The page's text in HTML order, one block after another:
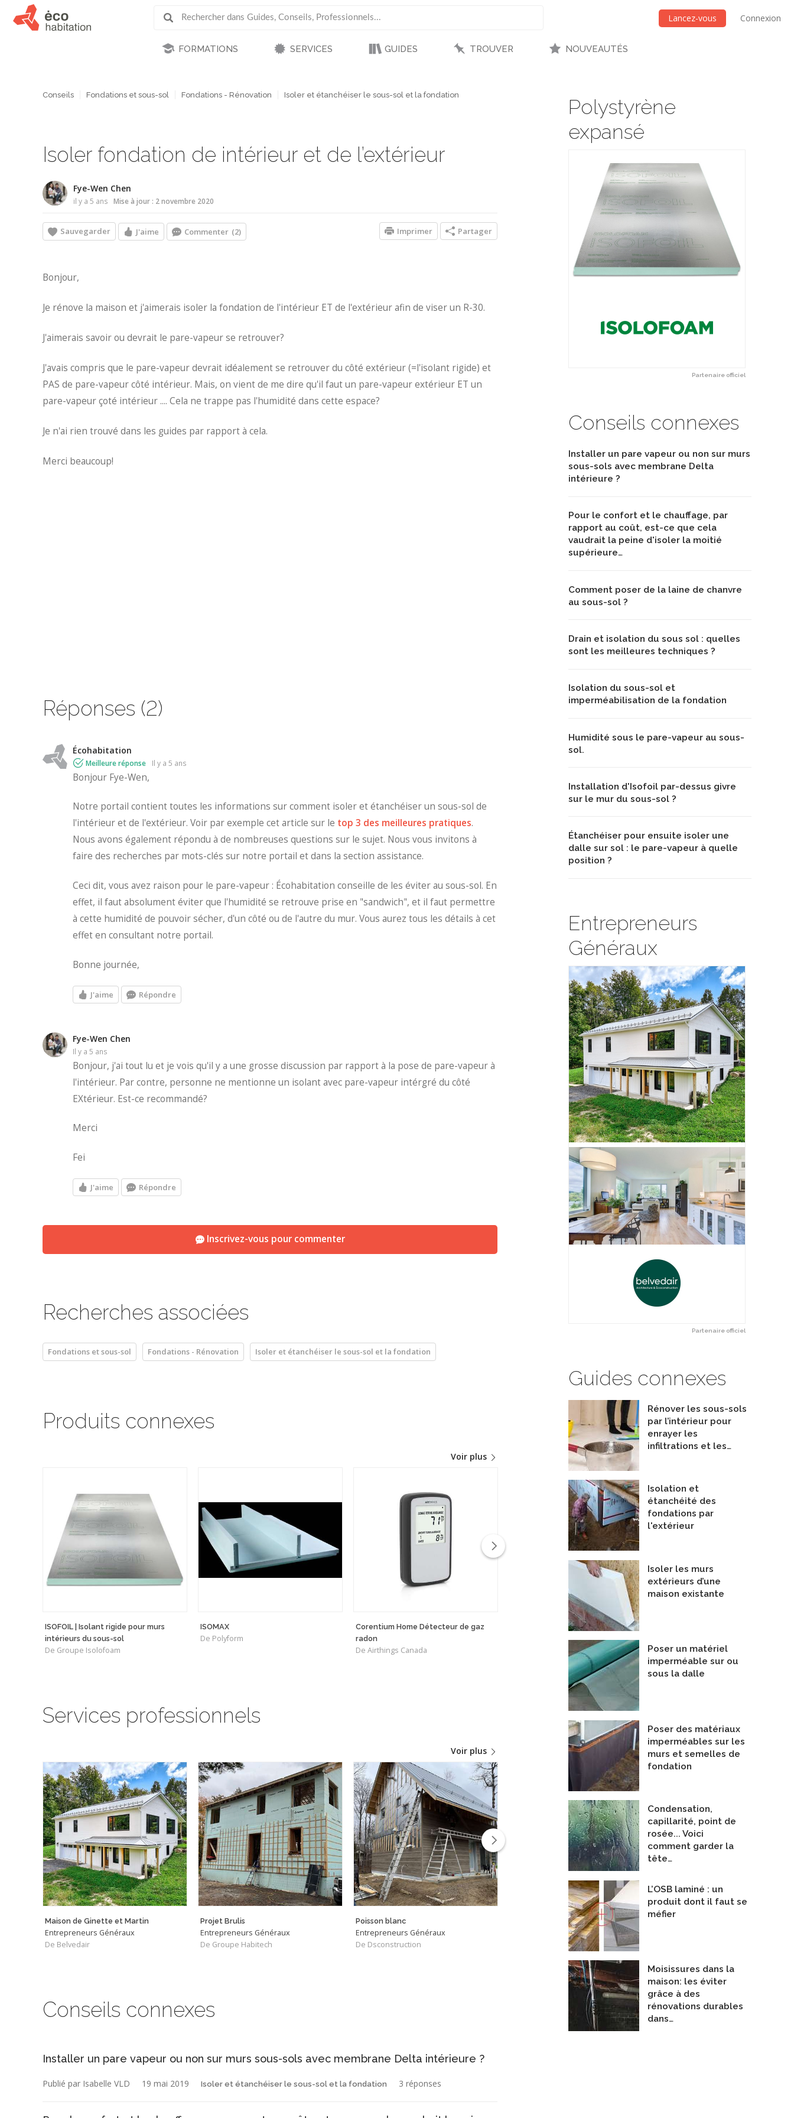
Lancez-vous Connexion
FORMATIONS SERVICES GUIDES TROUVER NOUVEAUTÉS
Polystyrène
expansé
Partenaire officiel
Conseils connexes
Installer un pare vapeur ou non sur murs
sous-sols avec membrane Delta
intérieure ?
Pour le confort et le chauffage, par
rapport au coût, est-ce que cela
vaudrait la peine d'isoler la moitié
supérieure…
Comment poser de la laine de chanvre
au sous-sol ?
Drain et isolation du sous sol : quelles
sont les meilleures techniques ?
Isolation du sous-sol et
imperméabilisation de la fondation
Humidité sous le pare-vapeur au sous-
sol.
Installation d'Isofoil par-dessus givre
sur le mur du sous-sol ?
Étanchéiser pour ensuite isoler une
dalle sur sol : le pare-vapeur à quelle
position ?
Entrepreneurs
Généraux
Partenaire officiel
Guides connexes
Rénover les sous-sols
par l’intérieur pour
enrayer les
infiltrations et les…
Isolation et
étanchéité des
fondations par
l'extérieur
Isoler les murs
extérieurs d’une
maison existante
Poser un matériel
imperméable sur ou
sous la dalle
Poser des matériaux
imperméables sur les
murs et semelles de
fondation
Condensation,
capillarité, point de
rosée... Voici
comment garder la
tête…
L’OSB laminé : un
produit dont il faut se
méfier
Moisissures dans la
maison: les éviter
grâce à des
rénovations durables
dans…
Conseils Fondations et sous-sol Fondations - Rénovation Isoler et étanchéiser le sous-sol et la fondation
Isoler fondation de intérieur et de l’extérieur
Fye-Wen Chen
il y a 5 ans Mise à jour : 2 novembre 2020
Sauvegarder J'aime Commenter (2) Partager
Imprimer
Bonjour,
Je rénove la maison et j'aimerais isoler la fondation de l'intérieur ET de l'extérieur afin de viser un R-30.
J'aimerais savoir ou devrait le pare-vapeur se retrouver?
J'avais compris que le pare-vapeur devrait idéalement se retrouver du côté extérieur (=l'isolant rigide) et
PAS de pare-vapeur côté intérieur. Mais, on vient de me dire qu'il faut un pare-vapeur extérieur ET un
pare-vapeur çoté intérieur .... Cela ne trappe pas l'humidité dans cette espace?
Je n'ai rien trouvé dans les guides par rapport à cela.
Merci beaucoup!
Réponses (2)
Écohabitation
Meilleure réponse il y a 5 ans
Bonjour Fye-Wen,
Notre portail contient toutes les informations sur comment isoler et étanchéiser un sous-sol de
l'intérieur et de l'extérieur. Voir par exemple cet article sur le top 3 des meilleures pratiques.
Nous avons également répondu à de nombreuses questions sur le sujet. Nous vous invitons à
faire des recherches par mots-clés sur notre portail et dans la section assistance.
Ceci dit, vous avez raison pour le pare-vapeur : Écohabitation conseille de les éviter au sous-sol. En
effet, il faut absolument éviter que l'humidité se retrouve prise en "sandwich", et il faut permettre
à cette humidité de pouvoir sécher, d'un côté ou de l'autre du mur. Vous aurez tous les détails à cet
effet en consultant notre portail.
Bonne journée,
J'aime Répondre
Fye-Wen Chen
il y a 5 ans
Bonjour, j'ai tout lu et je vois qu'il y a une grosse discussion par rapport à la pose de pare-vapeur à
l'intérieur. Par contre, personne ne mentionne un isolant avec pare-vapeur intérgré du côté
EXtérieur. Est-ce recommandé?
Merci
Fei
J'aime Répondre
Inscrivez-vous pour commenter
Recherches associées
Fondations et sous-sol Fondations - Rénovation Isoler et étanchéiser le sous-sol et la fondation
Produits connexes
Voir plus
ISOFOIL | Isolant rigide pour murs
intérieurs du sous-sol
De Groupe Isolofoam
ISOMAX
De Polyform
Corentium Home Détecteur de gaz
radon
De Airthings Canada
De Dörken Systems Inc.
De Accustar Canada
Services professionnels
Voir plus
Maison de Ginette et Martin
Entrepreneurs Généraux
De Belvedair
Projet Brulis
Entrepreneurs Généraux
De Groupe Habitech
Poisson blanc
Entrepreneurs Généraux
De Dsconstruction
Projet Structure - Maison Île Bizard
Ingénieurs en structure du bâtiment
De BE3I Ingénieurs
Conseils connexes
Installer un pare vapeur ou non sur murs sous-sols avec membrane Delta intérieure ?
Publié par Isabelle VLD 19 mai 2019 Isoler et étanchéiser le sous-sol et la fondation 3 réponses